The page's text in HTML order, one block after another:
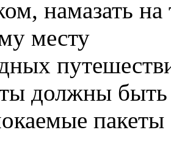
намазать
месту
должны быть
пакеты